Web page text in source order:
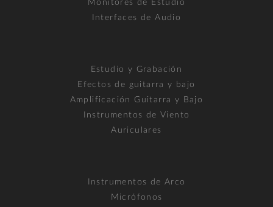
Monitores de Estudio
Interfaces de Audio
Estudio y Grabación
Efectos de guitarra y bajo
Amplificación Guitarra y Bajo
Instrumentos de Viento
Auriculares
Instrumentos de Arco
Micrófonos